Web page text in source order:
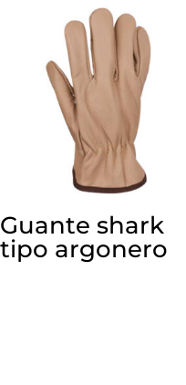
Guante shark
tipo argonero